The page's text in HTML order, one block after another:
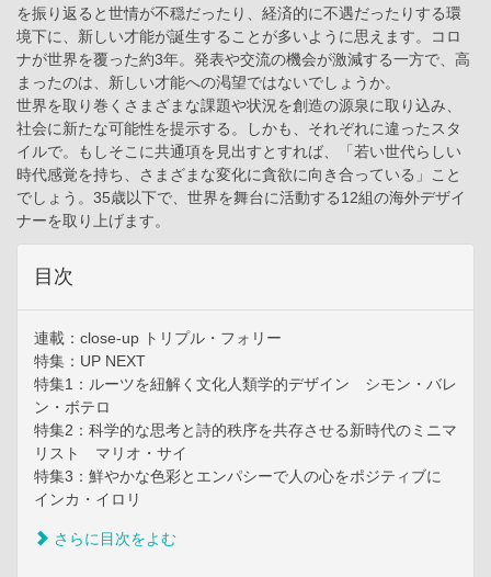
を振り返ると世情が不穏だったり、経済的に不遇だったりする環
境下に、新しい才能が誕生することが多いように思えます。コロ
ナが世界を覆った約3年。発表や交流の機会が激減する一方で、高
まったのは、新しい才能への渇望ではないでしょうか。
世界を取り巻くさまざまな課題や状況を創造の源泉に取り込み、
社会に新たな可能性を提示する。しかも、それぞれに違ったスタ
イルで。もしそこに共通項を見出すとすれば、「若い世代らしい
時代感覚を持ち、さまざまな変化に貪欲に向き合っている」こと
でしょう。35歳以下で、世界を舞台に活動する12組の海外デザイ
ナーを取り上げます。
目次
連載：close-up トリプル・フォリー
特集：UP NEXT
特集1：ルーツを紐解く文化人類学的デザイン シモン・バレ
ン・ボテロ
特集2：科学的な思考と詩的秩序を共存させる新時代のミニマ
リスト マリオ・サイ
特集3：鮮やかな色彩とエンパシーで人の心をポジティブに
インカ・イロリ
さらに目次をよむ